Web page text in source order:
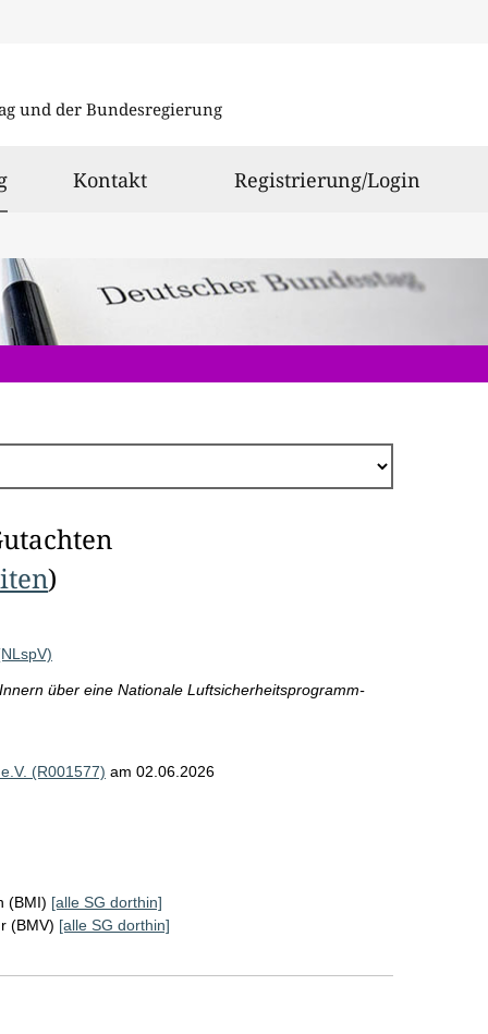
und der Bundesregierung
ausgewählt
Kontakt Registrierung/Login
)
über eine Nationale Luftsicherheitsprogramm-
(R001577) am 02.06.2026
(BMI) [alle SG dorthin]
(BMV) [alle SG dorthin]